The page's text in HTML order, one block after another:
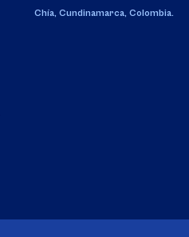
Chía, Cundinamarca, Colombia.